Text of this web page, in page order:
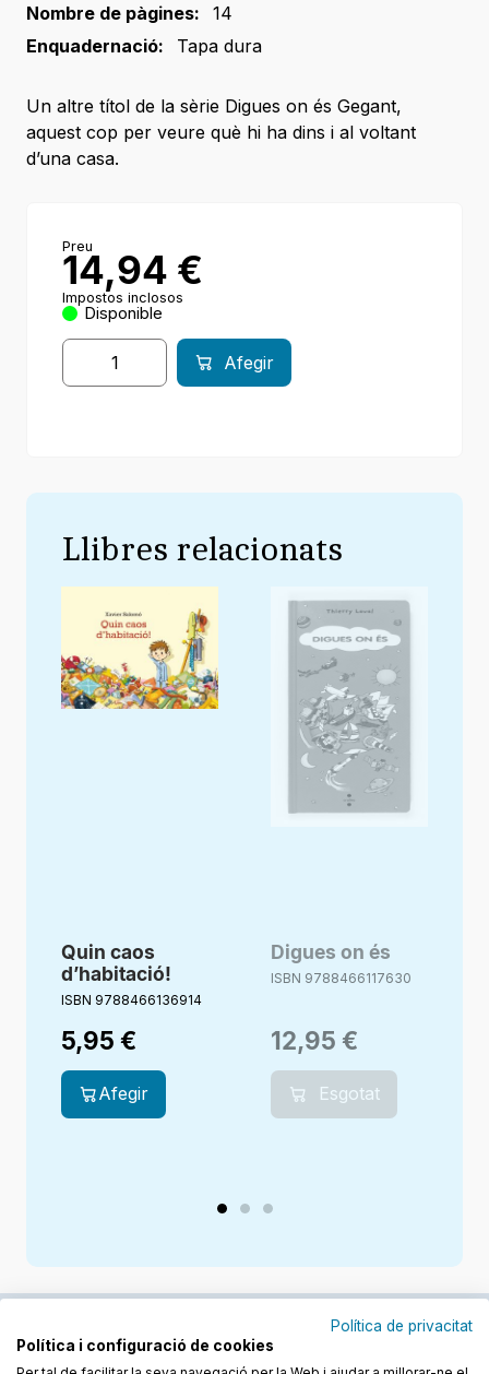
Nombre de pàgines:
14
Enquadernació:
Tapa dura
Un altre títol de la sèrie Digues on és Gegant,
aquest cop per veure què hi ha dins i al voltant
d’una casa.
Preu
14,94 €
Impostos inclosos
Disponible
Afegir
Llibres relacionats
Quin caos
d’habitació!
ISBN 9788466136914
5,95 €
Afegir
Digues on és
ISBN 9788466117630
12,95 €
Esgotat
Política de privacitat
Política i configuració de cookies